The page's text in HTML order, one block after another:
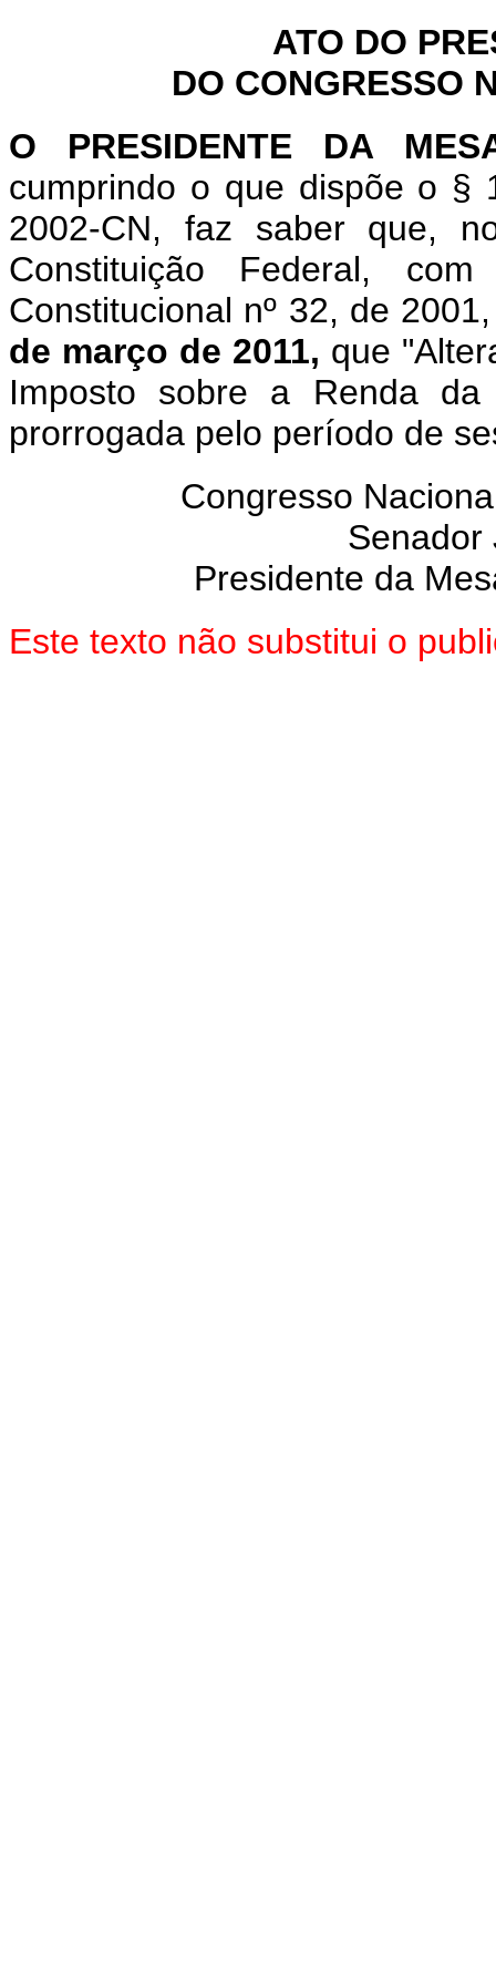
ATO DO
DO CONGRESSO
O PRESIDENTE DA
cumprindo o que dispõe o §
2002-CN, faz saber que,
Constituição Federal,
Constitucional nº 32, de
de março de 2011, que
Imposto sobre a Renda
prorrogada pelo período de
Congresso
Senador
Presidente da
Este texto não substitui o